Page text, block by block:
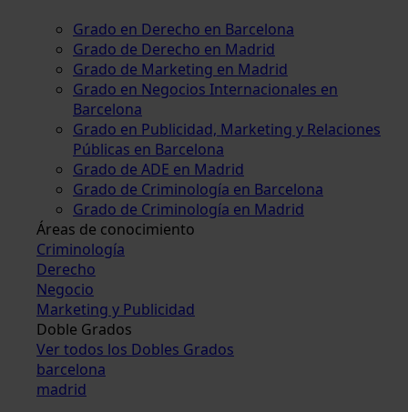
Grado en Derecho en Barcelona
Grado de Derecho en Madrid
Grado de Marketing en Madrid
Grado en Negocios Internacionales en
Barcelona
Grado en Publicidad, Marketing y Relaciones
Públicas en Barcelona
Grado de ADE en Madrid
Grado de Criminología en Barcelona
Grado de Criminología en Madrid
Áreas de conocimiento
Criminología
Derecho
Negocio
Marketing y Publicidad
Doble Grados
Ver todos los Dobles Grados
barcelona
madrid